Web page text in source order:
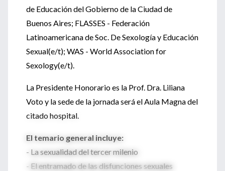
de Educación del Gobierno de la Ciudad de
Buenos Aires; FLASSES - Federación
Latinoamericana de Soc. De Sexología y Educación
Sexual(e/t); WAS - World Association for
Sexology(e/t).
La Presidente Honorario es la Prof. Dra. Liliana
Voto y la sede de la jornada será el Aula Magna del
citado hospital.
El temario general incluye:
- La sexualidad del tercer milenio
- El entramado de las disfunciones sexuales